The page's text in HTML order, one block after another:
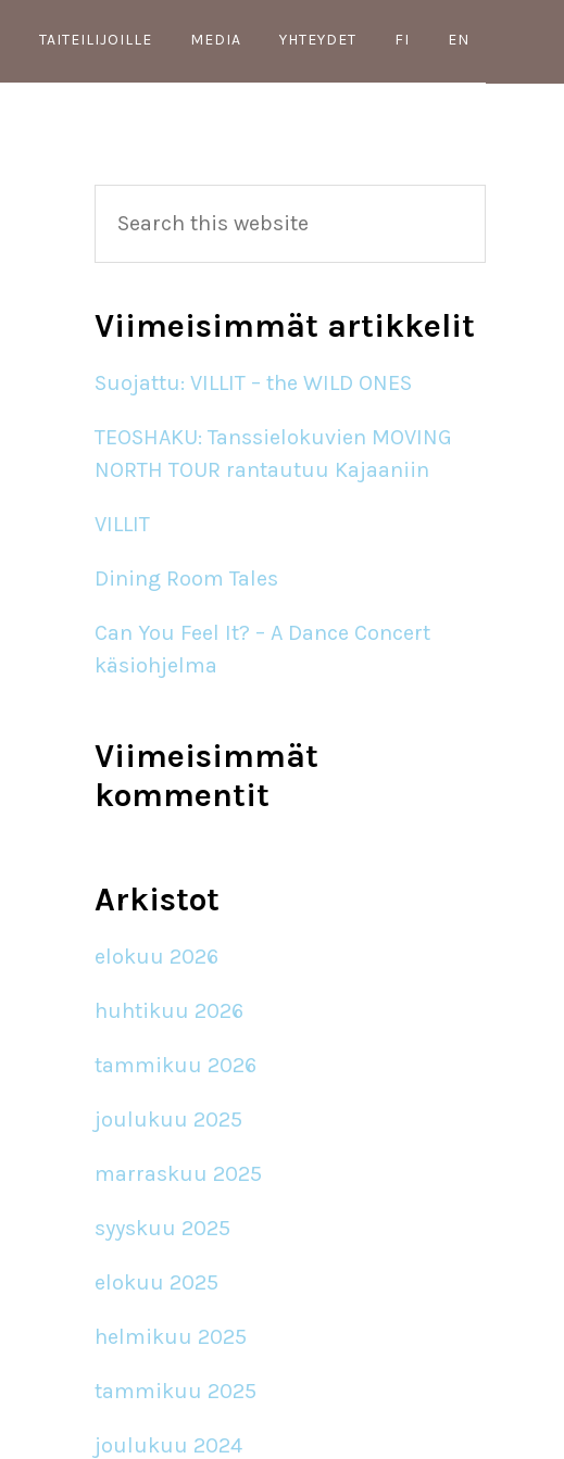
TAITEILIJOILLE MEDIA YHTEYDET FI EN
Primary
Sidebar
this
website
Viimeisimmät artikkelit
Suojattu: VILLIT – the WILD ONES
TEOSHAKU: Tanssielokuvien MOVING
NORTH TOUR rantautuu Kajaaniin
VILLIT
Dining Room Tales
Can You Feel It? – A Dance Concert
käsiohjelma
Viimeisimmät
kommentit
Arkistot
elokuu 2026
huhtikuu 2026
tammikuu 2026
joulukuu 2025
marraskuu 2025
syyskuu 2025
elokuu 2025
helmikuu 2025
tammikuu 2025
joulukuu 2024